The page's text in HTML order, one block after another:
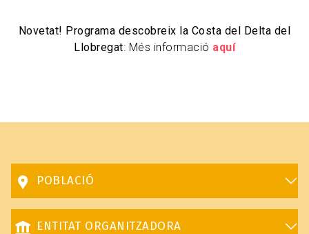
Novetat! Programa descobreix la Costa del Delta del
Llobregat: Més informació aquí
POBLACIÓ
ENTITAT ORGANITZADORA